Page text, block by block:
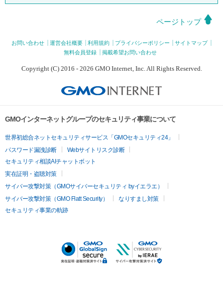
ページトップ
お問い合わせ 運営会社概要 利用規約 プライバシーポリシー
サイトマップ
無料会員登録
掲載希望お問い合わせ
Copyright (C) 2016 - 2026 GMO Internet, Inc. All Rights Reserved.
GMOインターネットグループのセキュリティ事業について
世界初総合ネットセキュリティサービス「GMOセキュリティ24」
パスワード漏洩診断
Webサイトリスク診断
セキュリティ相談AIチャットボット
実在証明・盗聴対策
サイバー攻撃対策（GMOサイバーセキュリティ byイエラエ）
サイバー攻撃対策（GMO Flatt Security）
なりすまし対策
セキュリティ事業の軌跡